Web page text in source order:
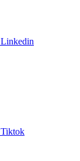
Linkedin
Tiktok